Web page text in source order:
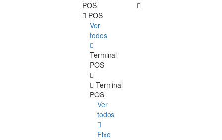
POS
POS
Ver
todos
Terminal
POS
Terminal
POS
Ver
todos
Fixo